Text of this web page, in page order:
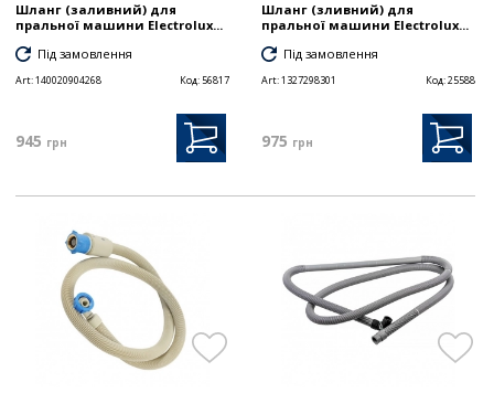
Шланг (заливний) для
пральної машини Electrolux...
Під замовлення
Art:140020904268 Код:56817
945 грн
Шланг (зливний) для
пральної машини Electrolux...
Під замовлення
Art:1327298301 Код:25588
975 грн